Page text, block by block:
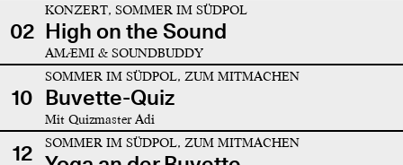
02
KONZERT, SOMMER IM SÜDPOL
High on the Sound
AMÆMI & SOUNDBUDDY
10
SOMMER IM SÜDPOL, ZUM MITMACHEN
Buvette-Quiz
Mit Quizmaster Adi
12 SOMMER IM SÜDPOL, ZUM MITMACHEN